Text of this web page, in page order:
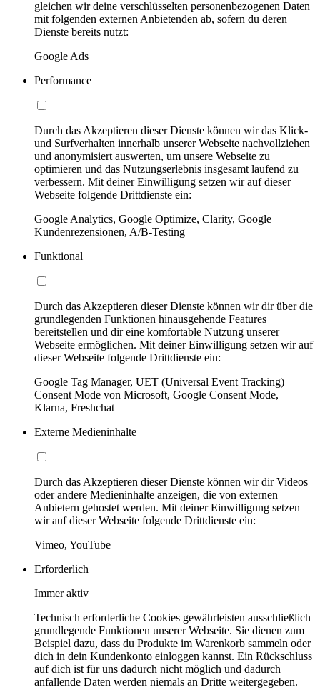
gleichen wir deine verschlüsselten personenbezogenen Daten
mit folgenden externen Anbietenden ab, sofern du deren
Dienste bereits nutzt:
Google Ads
Performance
Durch das Akzeptieren dieser Dienste können wir das Klick-
und Surfverhalten innerhalb unserer Webseite nachvollziehen
und anonymisiert auswerten, um unsere Webseite zu
optimieren und das Nutzungserlebnis insgesamt laufend zu
verbessern. Mit deiner Einwilligung setzen wir auf dieser
Webseite folgende Drittdienste ein:
Google Analytics, Google Optimize, Clarity, Google
Kundenrezensionen, A/B-Testing
Funktional
Durch das Akzeptieren dieser Dienste können wir dir über die
grundlegenden Funktionen hinausgehende Features
bereitstellen und dir eine komfortable Nutzung unserer
Webseite ermöglichen. Mit deiner Einwilligung setzen wir auf
dieser Webseite folgende Drittdienste ein:
Google Tag Manager, UET (Universal Event Tracking)
Consent Mode von Microsoft, Google Consent Mode,
Klarna, Freshchat
Externe Medieninhalte
Durch das Akzeptieren dieser Dienste können wir dir Videos
oder andere Medieninhalte anzeigen, die von externen
Anbietern gehostet werden. Mit deiner Einwilligung setzen
wir auf dieser Webseite folgende Drittdienste ein:
Vimeo, YouTube
Erforderlich
Immer aktiv
Technisch erforderliche Cookies gewährleisten ausschließlich
grundlegende Funktionen unserer Webseite. Sie dienen zum
Beispiel dazu, dass du Produkte im Warenkorb sammeln oder
dich in dein Kundenkonto einloggen kannst. Ein Rückschluss
auf dich ist für uns dadurch nicht möglich und dadurch
anfallende Daten werden niemals an Dritte weitergegeben.